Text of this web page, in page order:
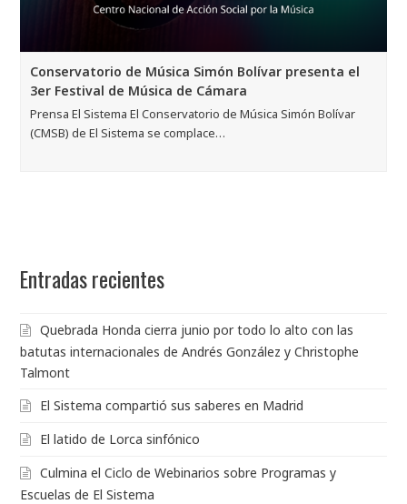
Conservatorio de Música Simón Bolívar presenta el
3er Festival de Música de Cámara
Prensa El Sistema El Conservatorio de Música Simón Bolívar
(CMSB) de El Sistema se complace…
Entradas recientes
Quebrada Honda cierra junio por todo lo alto con las
batutas internacionales de Andrés González y Christophe
Talmont
El Sistema compartió sus saberes en Madrid
El latido de Lorca sinfónico
Culmina el Ciclo de Webinarios sobre Programas y
Escuelas de El Sistema